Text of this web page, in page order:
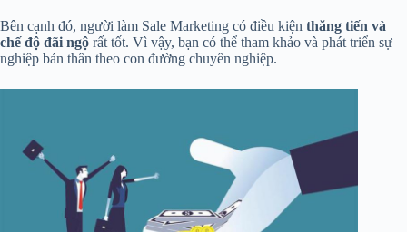
Bên cạnh đó, người làm Sale Marketing có điều kiện thăng tiến và
chế độ đãi ngộ rất tốt. Vì vậy, bạn có thể tham khảo và phát triển sự
nghiệp bản thân theo con đường chuyên nghiệp.